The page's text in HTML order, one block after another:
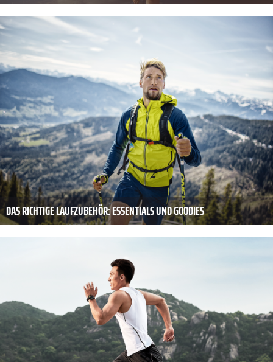
DAS RICHTIGE LAUFZUBEHÖR: ESSENTIALS UND GOODIES